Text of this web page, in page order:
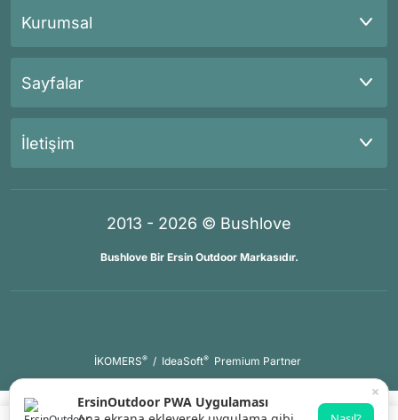
Kurumsal
Sayfalar
İletişim
2013 - 2026 © Bushlove
Bushlove Bir Ersin Outdoor Markasıdır.
İKOMERS® / IdeaSoft® Premium Partner
×
ErsinOutdoor PWA Uygulaması